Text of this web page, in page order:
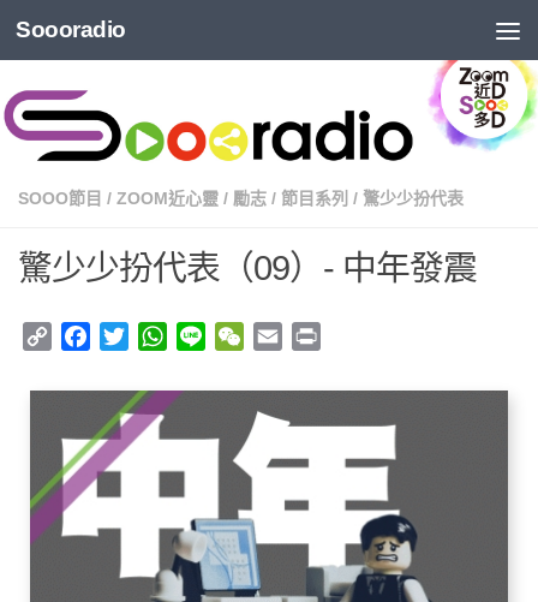
Soooradio
SOOO節目 / ZOOM近心靈 / 勵志 / 節目系列 / 驚少少扮代表
驚少少扮代表（09）- 中年發震
Copy
Facebook
TwitterWhatsApp
Line WeChat
Email